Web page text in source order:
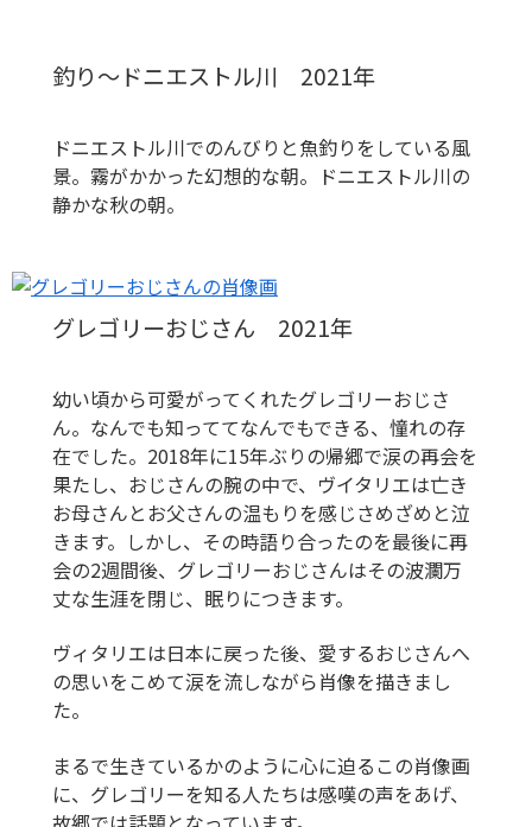
釣り〜ドニエストル川 2021年
ドニエストル川でのんびりと魚釣りをしている風
景。霧がかかった幻想的な朝。ドニエストル川の
静かな秋の朝。
グレゴリーおじさん 2021年
幼い頃から可愛がってくれたグレゴリーおじさ
ん。なんでも知っててなんでもできる、憧れの存
在でした。2018年に15年ぶりの帰郷で涙の再会を
果たし、おじさんの腕の中で、ヴイタリエは亡き
お母さんとお父さんの温もりを感じさめざめと泣
きます。しかし、その時語り合ったのを最後に再
会の2週間後、グレゴリーおじさんはその波瀾万
丈な生涯を閉じ、眠りにつきます。
ヴィタリエは日本に戻った後、愛するおじさんへ
の思いをこめて涙を流しながら肖像を描きまし
た。
まるで生きているかのように心に迫るこの肖像画
に、グレゴリーを知る人たちは感嘆の声をあげ、